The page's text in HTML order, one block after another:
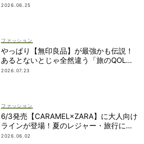
2026.06.25
ファッション
やっぱり【無印良品】が最強かも伝説！
あるとないとじゃ全然違う「旅のQOL爆
上げアイテム」
2026.07.23
ファッション
6/3発売【CARAMEL×ZARA】に大人向け
ラインが登場！夏のレジャー・旅行にも
おすすめ
2026.06.02